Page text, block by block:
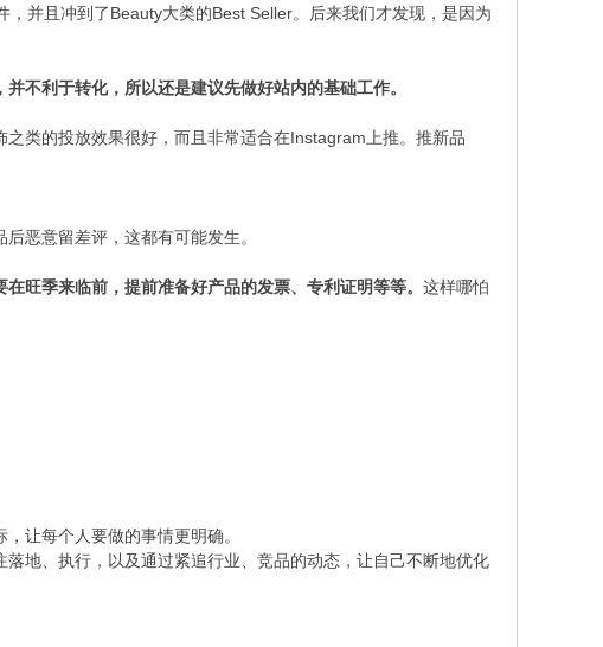
并且冲到了Beauty大类的Best Seller。后来我们才发现，是因为
不利于转化，所以还是建议先做好站内的基础工作。
类的投放效果很好，而且非常适合在Instagram上推。推新品
恶意留差评，这都有可能发生。
在旺季来临前，提前准备好产品的发票、专利证明等等。 这样哪怕
让每个人要做的事情更明确。
地、执行，以及通过紧追行业、竞品的动态，让自己不断地优化